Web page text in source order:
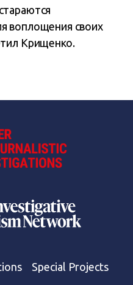
воплощения своих
Крищенко.
Special Projects